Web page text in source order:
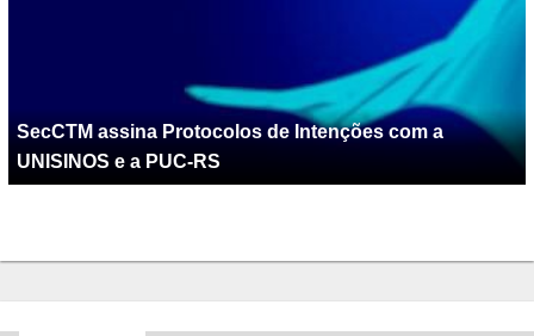
SecCTM assina Protocolos de Intenções com a
UNISINOS e a PUC-RS